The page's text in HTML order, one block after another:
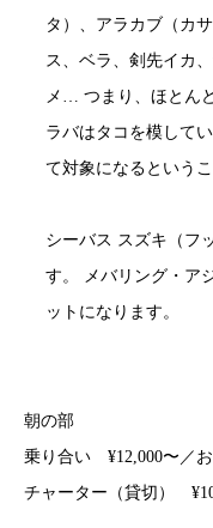
タ）、アラカブ（カ
ス、ベラ、剣先イカ
メ… つまり、ほとん
ラバはタコを模して
て対象になるというこ
シーバス スズキ（フ
す。 メバリング・ア
ットになります。
朝の部
乗り合い ¥12,000〜／
チャーター（貸切）